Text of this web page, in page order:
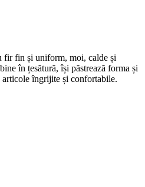
fir fin și uniform, moi, calde și
în țesătură, își păstrează forma și
îngrijite și confortabile.